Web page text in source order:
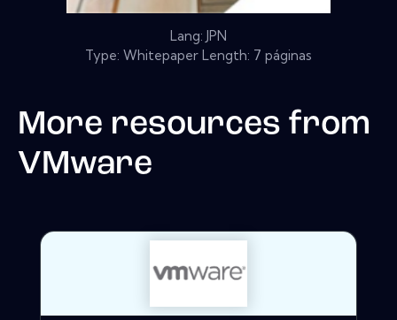
Lang: JPN
Type: Whitepaper Length: 7 páginas
More resources from
VMware